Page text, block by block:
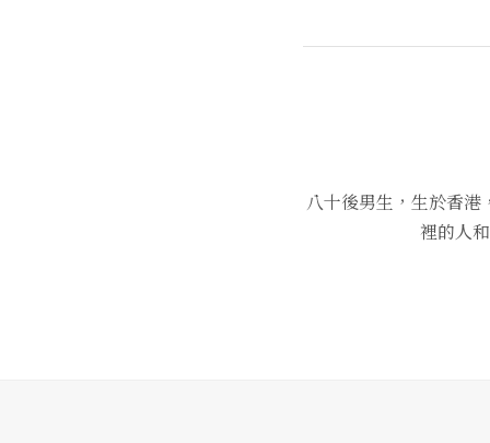
八十後男生，生於香
裡的人